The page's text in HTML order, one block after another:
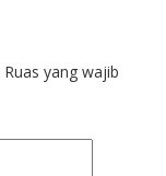
Ruas yang wajib